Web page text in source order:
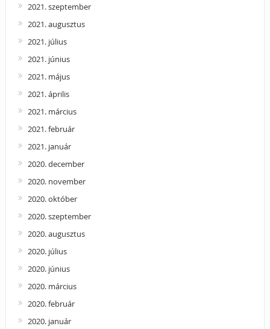
2021. szeptember
2021. augusztus
2021. július
2021. június
2021. május
2021. április
2021. március
2021. február
2021. január
2020. december
2020. november
2020. október
2020. szeptember
2020. augusztus
2020. július
2020. június
2020. március
2020. február
2020. január